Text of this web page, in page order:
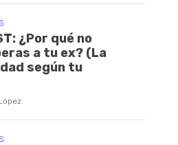
¿Por qué no
a tu ex? (La
según tu